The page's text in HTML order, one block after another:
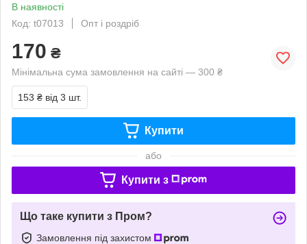
В наявності
Код: t07013
Опт і роздріб
170 ₴
Мінімальна сума замовлення на сайті — 300 ₴
153 ₴ від 3 шт.
Купити
або
Купити з
Що таке купити з Пром?
Замовлення під захистом